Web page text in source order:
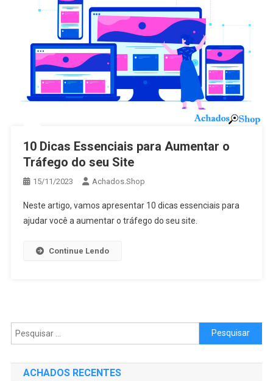
10 Dicas Essenciais para Aumentar o
Tráfego do seu Site
15/11/2023 Achados.Shop
Neste artigo, vamos apresentar 10 dicas essenciais para
ajudar você a aumentar o tráfego do seu site.
Continue Lendo
Pesquisar por:
ACHADOS RECENTES